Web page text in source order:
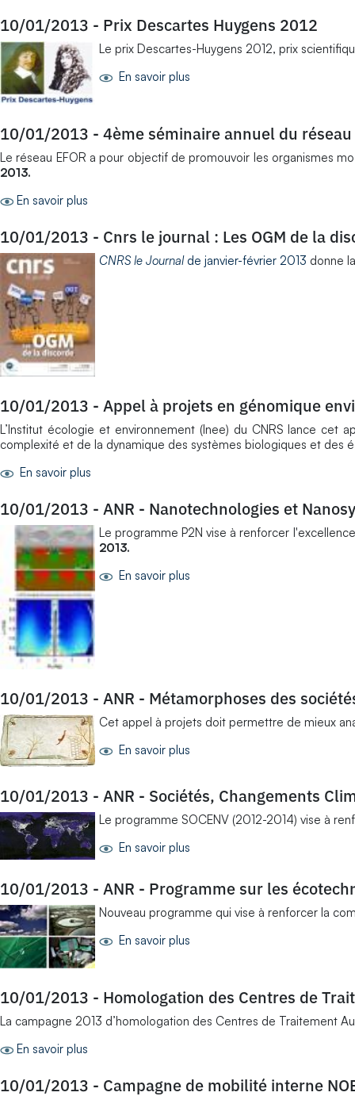
10/01/2013 - Prix Descartes Huygens 2012
Le prix Descartes-Huygens 2012, prix
En savoir plus
10/01/2013 - 4ème séminaire annuel du réseau
Le réseau EFOR a pour objectif de promouvoir les organismes
2013.
En savoir plus
10/01/2013 - Cnrs le journal : Les OGM de la
CNRS le Journalde janvier-février 2013 donne
10/01/2013 - Appel à projets en génomique
L’Institut écologie et environnement (Inee) du CNRS lance
complexité et de la dynamique des systèmes biologiques et
En savoir plus
10/01/2013 - ANR - Nanotechnologies et
Le programme P2N vise à renforcer
2013.
En savoir plus
10/01/2013 - ANR - Métamorphoses des
Cet appel à projets doit permettre de mieux
En savoir plus
10/01/2013 - ANR - Sociétés, Changements
Le programme SOCENV (2012-2014) vise à
En savoir plus
10/01/2013 - ANR - Programme sur les
Nouveau programme qui vise à renforcer la
En savoir plus
10/01/2013 - Homologation des Centres de
La campagne 2013 d’homologation des Centres de Traitement
En savoir plus
10/01/2013 - Campagne de mobilité interne